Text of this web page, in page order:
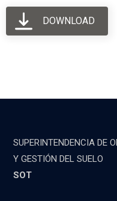
DOWNLOAD
SUPERINTENDENCIA DE
Y GESTIÓN DEL SUELO
SOT